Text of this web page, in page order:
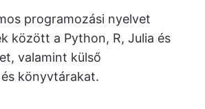
programozási nyelvet
között a Python, R, Julia és
valamint külső
könyvtárakat.